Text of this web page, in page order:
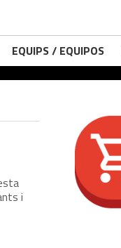
EQUIPS / EQUIPOS
i